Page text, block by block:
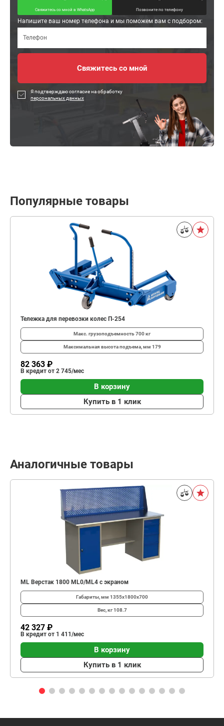
Свяжитесь со мной в WhatsApp Позвоните по телефону
Напишите ваш номер телефона и мы поможем вам с подбором:
Я подтверждаю согласие на обработку
персональных данных
Популярные товары
Тележка для перевозки колес П-254
Макс. грузоподъемность700 кг
Максимальная высота подъема, мм 179
82 363 ₽
В кредит от 2 745/мес
В корзину
Купить в 1 клик
Аналогичные товары
ML Верстак 1800 ML0/ML4 с экраном
Габариты, мм 1355х1800х700
Вес, кг108.7
42 327 ₽
В кредит от 1 411/мес
В корзину
Купить в 1 клик